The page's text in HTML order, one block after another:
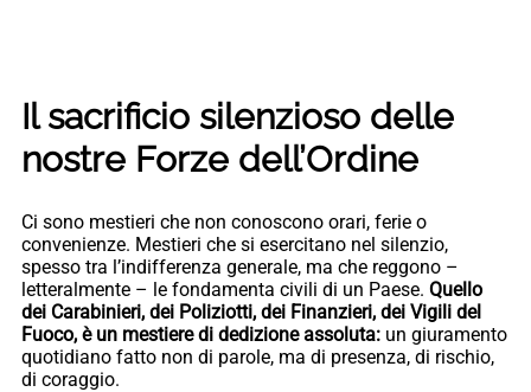
Il sacrificio silenzioso delle
nostre Forze dell’Ordine
Ci sono mestieri che non conoscono orari, ferie o
convenienze. Mestieri che si esercitano nel silenzio,
spesso tra l’indifferenza generale, ma che reggono –
letteralmente – le fondamenta civili di un Paese. Quello
dei Carabinieri, dei Poliziotti, dei Finanzieri, dei Vigili del
Fuoco, è un mestiere di dedizione assoluta: un giuramento
quotidiano fatto non di parole, ma di presenza, di rischio,
di coraggio.